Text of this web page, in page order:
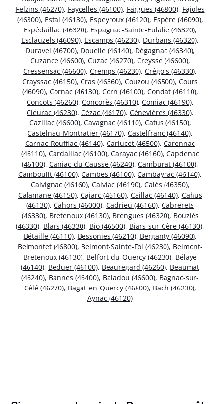
Felzins (46270), Faycelles (46100), Fargues (46800), Fajoles
(46300), Estal (46130), Espeyroux (46120), Espère (46090),
Espédaillac (46320), Espagnac-Sainte-Eulalie (46320),
Esclauzels (46090), Escamps (46230), Durbans (46320),
Duravel (46700), Douelle (46140), Dégagnac (46340),
Cuzance (46600), Cuzac (46270), Creysse (46600),
Cressensac (46600), Cremps (46230), Crégols (46330),
Crayssac (46150), Cras (46360), Couzou (46500), Cours
(46090), Cornac (46130), Corn (46100), Condat (46110),
Concots (46260), Concorès (46310), Comiac (46190),
Cieurac (46230), Cézac (46170), Cénevières (46330),
Cazillac (46600), Cavagnac (46110), Catus (46150),
Castelnau-Montratier (46170), Castelfranc (46140),
Carnac-Rouffiac (46140), Carlucet (46500), Carennac
(46110), Cardaillac (46100), Carayac (46160), Capdenac
(46100), Caniac-du-Causse (46240), Camburat (46100),
Camboulit (46100), Cambes (46100), Cambayrac (46140),
Calvignac (46160), Calviac (46190), Calès (46350),
Calamane (46150), Cajarc (46160), Caillac (46140), Cahus
(46130), Cahors (46000), Cadrieu (46160), Cabrerets
(46330), Bretenoux (46130), Brengues (46320), Bouziès
(46330), Blars (46330), Bio (46500), Biars-sur-Cère (46130),
Bétaille (46110), Bessonies (46210), Berganty (46090),
Belmontet (46800), Belmont-Sainte-Foi (46230), Belmont-
Bretenoux (46130), Belfort-du-Quercy (46230), Bélaye
(46140), Béduer (46100), Beauregard (46260), Beaumat
(46240), Bannes (46400), Baladou (46600), Bagnac-sur-
Célé (46270), Bagat-en-Quercy (46800), Bach (46230),
Aynac (46120)